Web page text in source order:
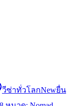
วีซ่าทั่วโลกNewยื่น